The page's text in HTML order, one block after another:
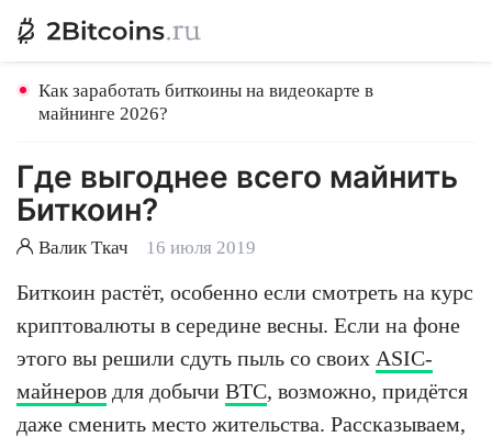
Как заработать биткоины на видеокарте в
майнинге 2026?
Где выгоднее всего майнить
Биткоин?
Валик Ткач 16 июля 2019
Биткоин растёт, особенно если смотреть на курс
криптовалюты в середине весны. Если на фоне
этого вы решили сдуть пыль со своих ASIC-
майнеров для добычи BTC, возможно, придётся
даже сменить место жительства. Рассказываем,